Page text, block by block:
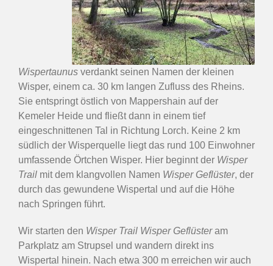
Wispertaunus verdankt seinen Namen der kleinen
Wisper, einem ca. 30 km langen Zufluss des Rheins.
Sie entspringt östlich von Mappershain auf der
Kemeler Heide und fließt dann in einem tief
eingeschnittenen Tal in Richtung Lorch. Keine 2 km
südlich der Wisperquelle liegt das rund 100 Einwohner
umfassende Örtchen Wisper. Hier beginnt der Wisper
Trail mit dem klangvollen Namen Wisper Geflüster, der
durch das gewundene Wispertal und auf die Höhe
nach Springen führt.
Wir starten den Wisper Trail Wisper Geflüsteram
Parkplatz am Strupsel und wandern direkt ins
Wispertal hinein. Nach etwa 300 m erreichen wir auch